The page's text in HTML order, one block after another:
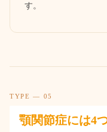
す。
TYPE — 05
顎関節症には4